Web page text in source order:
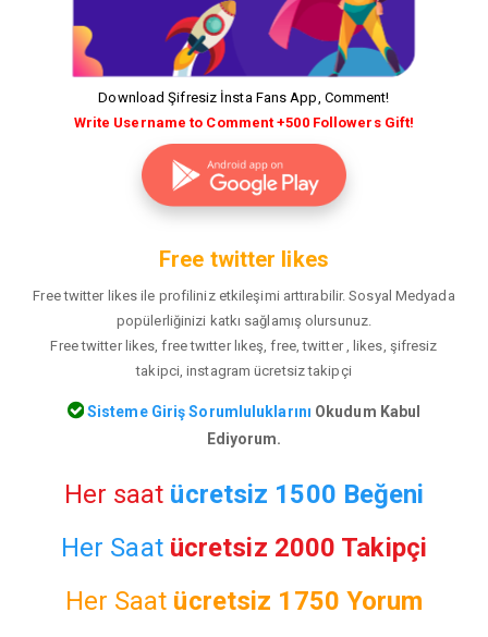
Download Şifresiz İnsta Fans App, Comment!
Write Username to Comment +500 Followers Gift!
Free twitter likes
Free twitter likes ile profiliniz etkileşimi arttırabilir. Sosyal Medyada
popülerliğinizi katkı sağlamış olursunuz.
Free twitter likes, free twıtter lıkeş, free, twitter , likes, şifresiz
takipci, instagram ücretsiz takipçi
Sisteme Giriş Sorumluluklarını Okudum Kabul
Ediyorum.
Her saat ücretsiz 1500 Beğeni
Her Saat ücretsiz 2000 Takipçi
Her Saat ücretsiz 1750 Yorum